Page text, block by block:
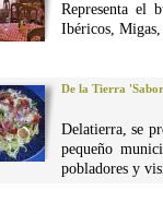
Representa el
Ibéricos, Migas,
De la Tierra
Delatierra, se
pequeño
pobladores y